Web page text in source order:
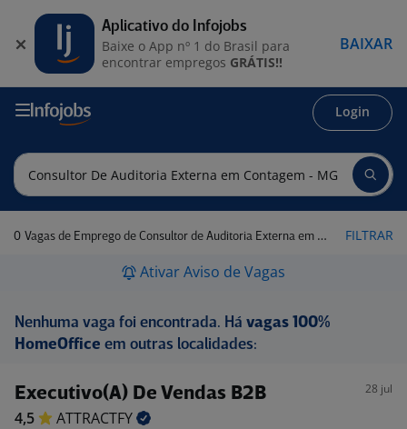
Login
0 Vagas de Emprego de Consultor de Auditoria Externa em Contagem - MG FILTRAR
Ativar Aviso de Vagas
Nenhuma vaga foi encontrada. Há vagas 100%
HomeOffice em outras localidades:
Executivo(A) De Vendas B2B 28 jul
4,5
ATTRACTFY
Aplicativo do Infojobs
Baixe o App nº 1 do Brasil para
encontrar empregos GRÁTIS!!
BAIXAR